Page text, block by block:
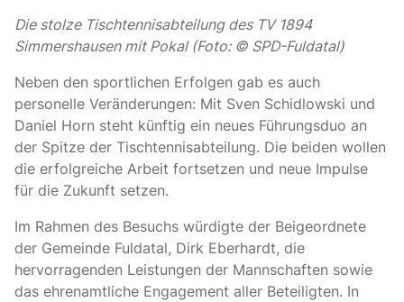
Die stolze Tischtennisabteilung des TV 1894
Simmershausen mit Pokal (Foto: © SPD-Fuldatal)
Neben den sportlichen Erfolgen gab es auch
personelle Veränderungen: Mit Sven Schidlowski und
Daniel Horn steht künftig ein neues Führungsduo an
der Spitze der Tischtennisabteilung. Die beiden wollen
die erfolgreiche Arbeit fortsetzen und neue Impulse
für die Zukunft setzen.
Im Rahmen des Besuchs würdigte der Beigeordnete
der Gemeinde Fuldatal, Dirk Eberhardt, die
hervorragenden Leistungen der Mannschaften sowie
das ehrenamtliche Engagement aller Beteiligten. In